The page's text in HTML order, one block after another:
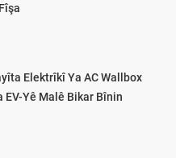
Elektrîkî Ya AC Wallbox
EV-Yê Malê Bikar Bînin